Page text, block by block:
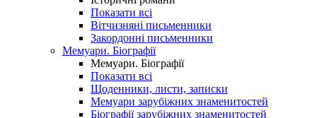
Показати всі
Вітчизняні письменники
Закордонні письменники
Мемуари. Біографії
Мемуари. Біографії
Показати всі
Щоденники, листи, записки
Мемуари зарубіжних знаменитостей
Біографії зарубіжних знаменитостей